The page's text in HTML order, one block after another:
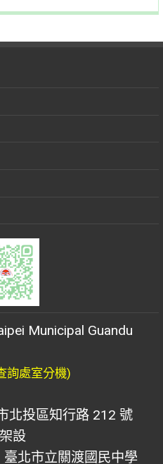
Municipal Guandu
詢處室分機)
北投區知行路 212 號
設
臺北市立關渡國民中學